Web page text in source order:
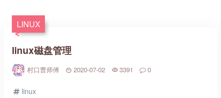
LINUX
linux磁盘管理
村口曹师傅 2020-07-02 3391 0
linux